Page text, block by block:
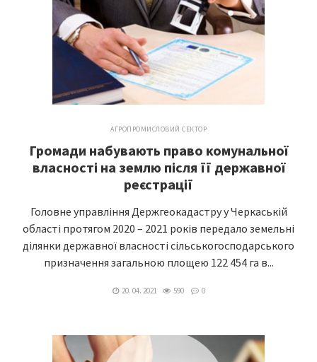
АГРОПРОМИСЛОВИЙ СЕКТОР
Громади набувають право комунальної
власності на землю після її державної
реєстрації
Головне управління Держгеокадастру у Черкаській
області протягом 2020 – 2021 років передало земельні
ділянки державної власності сільськогосподарського
призначення загальною площею 122 454 га в...
20. 04. 2021 590 0